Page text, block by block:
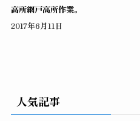
高所網戸高所作業。
2017年6月11日
人気記事